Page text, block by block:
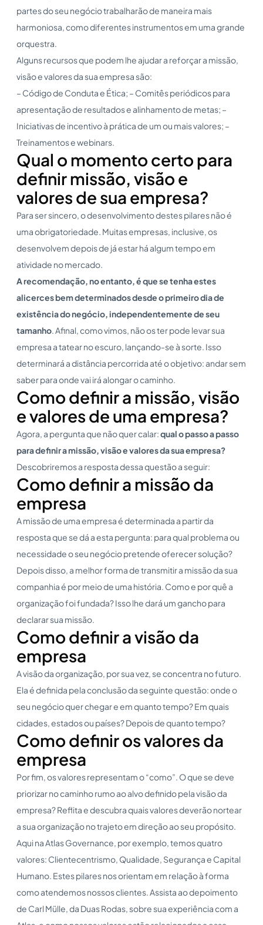
partes do seu negócio trabalharão de maneira mais
harmoniosa, como diferentes instrumentos em uma grande
orquestra.
Alguns recursos que podem lhe ajudar a reforçar a missão,
visão e valores da sua empresa são:
– Código de Conduta e Ética; – Comitês periódicos para
apresentação de resultados e alinhamento de metas; –
Iniciativas de incentivo à prática de um ou mais valores; –
Treinamentos e webinars.
Qual o momento certo para
definir missão, visão e
valores de sua empresa?
Para ser sincero, o desenvolvimento destes pilares não é
uma obrigatoriedade. Muitas empresas, inclusive, os
desenvolvem depois de já estar há algum tempo em
atividade no mercado.
A recomendação, no entanto, é que se tenha estes
alicerces bem determinados desde o primeiro dia de
existência do negócio, independentemente de seu
tamanho. Afinal, como vimos, não os ter pode levar sua
empresa a tatear no escuro, lançando-se à sorte. Isso
determinará a distância percorrida até o objetivo: andar sem
saber para onde vai irá alongar o caminho.
Como definir a missão, visão
e valores de uma empresa?
Agora, a pergunta que não quer calar:qual o passo a passo
para definir a missão, visão e valores da sua empresa?
Descobriremos a resposta dessa questão a seguir:
Como definir a missão da
empresa
A missão de uma empresa é determinada a partir da
resposta que se dá a esta pergunta: para qual problema ou
necessidade o seu negócio pretende oferecer solução?
Depois disso, a melhor forma de transmitir a missão da sua
companhia é por meio de uma história. Como e por quê a
organização foi fundada? Isso lhe dará um gancho para
declarar sua missão.
Como definir a visão da
empresa
A visão da organização, por sua vez, se concentra no futuro.
Ela é definida pela conclusão da seguinte questão: onde o
seu negócio quer chegar e em quanto tempo? Em quais
cidades, estados ou países? Depois de quanto tempo?
Como definir os valores da
empresa
Por fim, os valores representam o “como”. O que se deve
priorizar no caminho rumo ao alvo definido pela visão da
empresa? Reflita e descubra quais valores deverão nortear
a sua organização no trajeto em direção ao seu propósito.
Aqui na Atlas Governance, por exemplo, temos quatro
valores: Clientecentrismo, Qualidade, Segurança e Capital
Humano. Estes pilares nos orientam em relação à forma
como atendemos nossos clientes. Assista ao depoimento
de Carl Mülle, da Duas Rodas, sobre sua experiência com a